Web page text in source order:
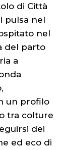
di Città
pulsa nel
nel
del parto
a
un profilo
tra colture
dei
ed eco di